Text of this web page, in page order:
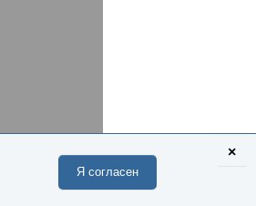
Я согласен
×